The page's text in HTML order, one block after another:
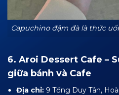
Capuchino đậm đà là thức
6. Aroi Dessert Cafe –
giữa bánh và Cafe
Địa chỉ: 9 Tống Duy Tân,